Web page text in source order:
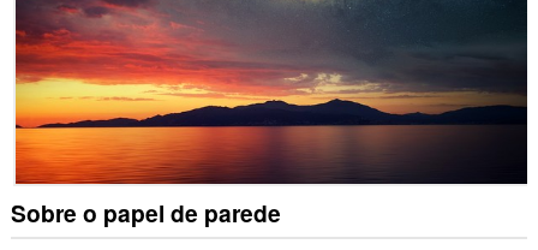
Sobre o papel de parede